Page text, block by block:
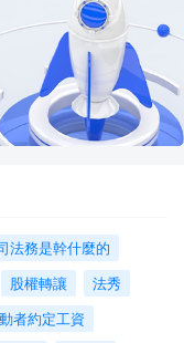
法務是幹什麼的
股權轉讓
法秀
者約定工資